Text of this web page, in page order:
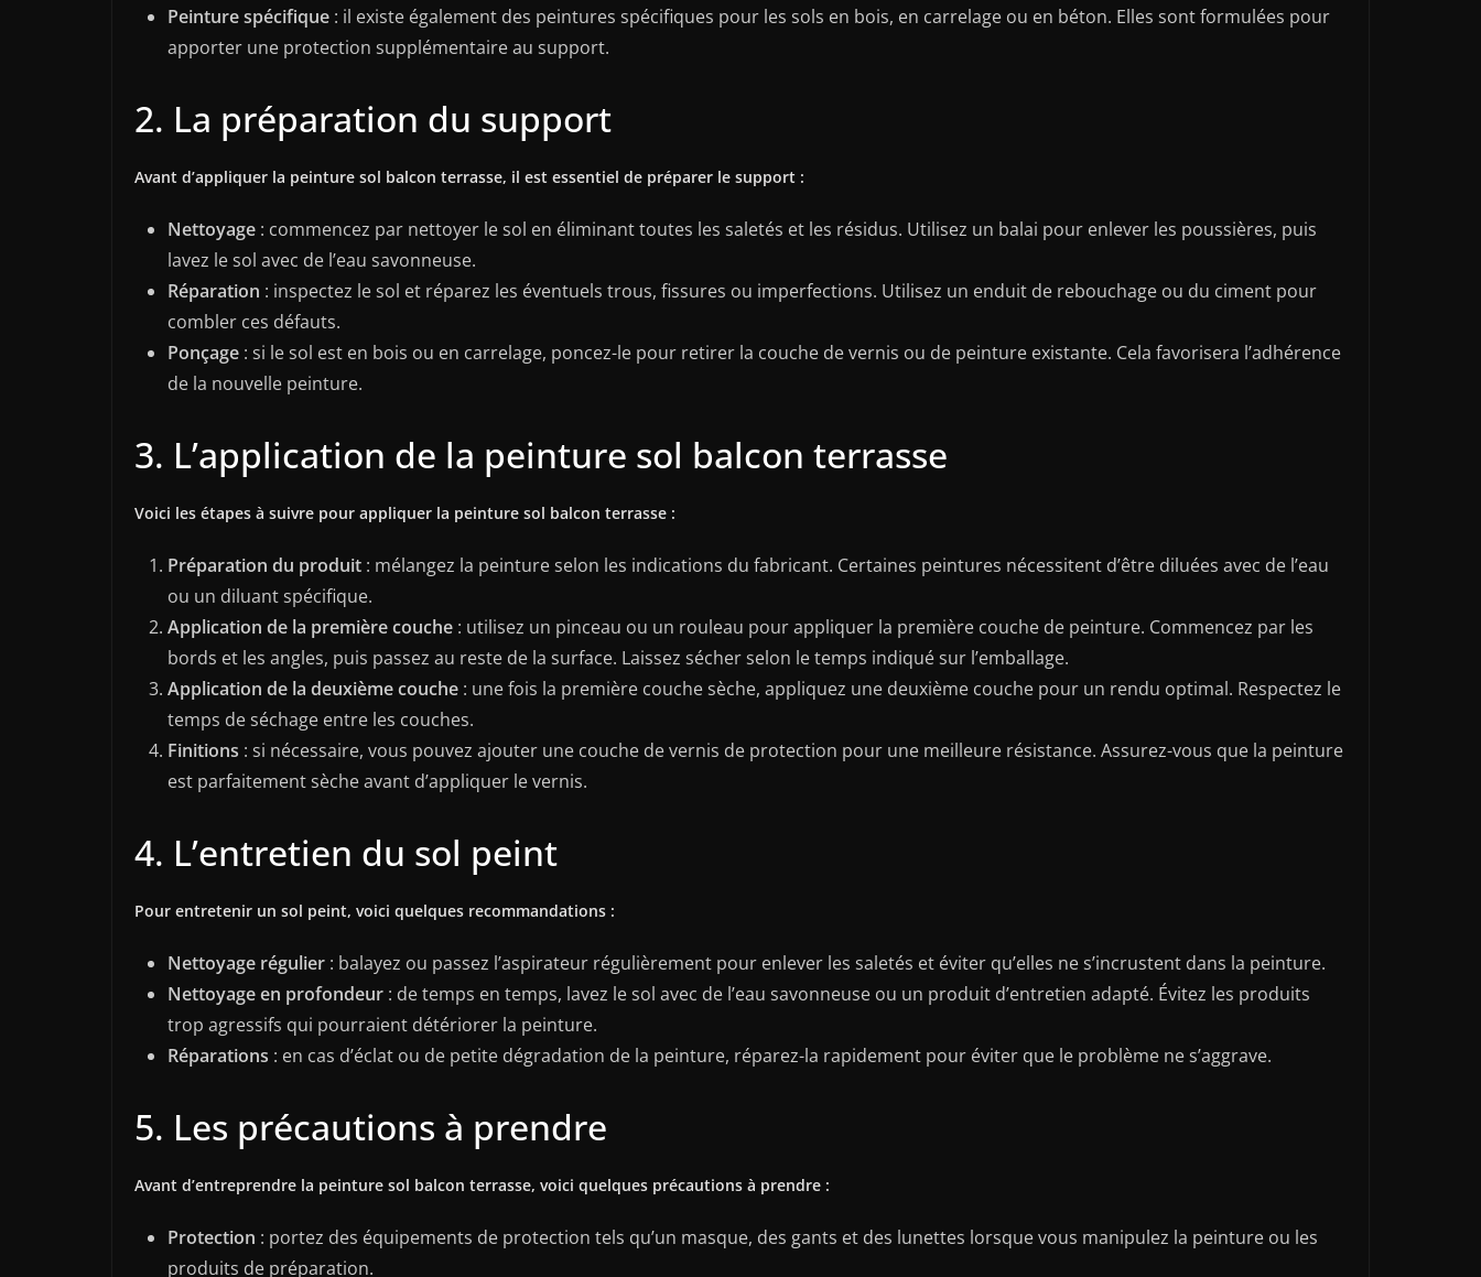
Peinture spécifique : il existe également des peintures spécifiques pour les sols en bois, en carrelage ou en béton. Elles sont formulées pour
apporter une protection supplémentaire au support.
2. La préparation du support
Avant d’appliquer la peinture sol balcon terrasse, il est essentiel de préparer le support :
Nettoyage : commencez par nettoyer le sol en éliminant toutes les saletés et les résidus. Utilisez un balai pour enlever les poussières, puis
lavez le sol avec de l’eau savonneuse.
Réparation : inspectez le sol et réparez les éventuels trous, fissures ou imperfections. Utilisez un enduit de rebouchage ou du ciment pour
combler ces défauts.
Ponçage : si le sol est en bois ou en carrelage, poncez-le pour retirer la couche de vernis ou de peinture existante. Cela favorisera l’adhérence
de la nouvelle peinture.
3. L’application de la peinture sol balcon terrasse
Voici les étapes à suivre pour appliquer la peinture sol balcon terrasse :
Préparation du produit : mélangez la peinture selon les indications du fabricant. Certaines peintures nécessitent d’être diluées avec de l’eau
ou un diluant spécifique.
Application de la première couche : utilisez un pinceau ou un rouleau pour appliquer la première couche de peinture. Commencez par les
bords et les angles, puis passez au reste de la surface. Laissez sécher selon le temps indiqué sur l’emballage.
Application de la deuxième couche : une fois la première couche sèche, appliquez une deuxième couche pour un rendu optimal. Respectez le
temps de séchage entre les couches.
Finitions : si nécessaire, vous pouvez ajouter une couche de vernis de protection pour une meilleure résistance. Assurez-vous que la peinture
est parfaitement sèche avant d’appliquer le vernis.
4. L’entretien du sol peint
Pour entretenir un sol peint, voici quelques recommandations :
Nettoyage régulier : balayez ou passez l’aspirateur régulièrement pour enlever les saletés et éviter qu’elles ne s’incrustent dans la peinture.
Nettoyage en profondeur : de temps en temps, lavez le sol avec de l’eau savonneuse ou un produit d’entretien adapté. Évitez les produits
trop agressifs qui pourraient détériorer la peinture.
Réparations : en cas d’éclat ou de petite dégradation de la peinture, réparez-la rapidement pour éviter que le problème ne s’aggrave.
5. Les précautions à prendre
Avant d’entreprendre la peinture sol balcon terrasse, voici quelques précautions à prendre :
Protection : portez des équipements de protection tels qu’un masque, des gants et des lunettes lorsque vous manipulez la peinture ou les
produits de préparation.